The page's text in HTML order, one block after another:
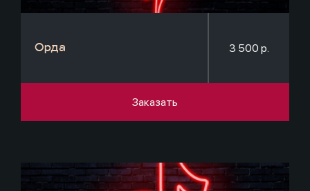
Орда 3 500 р.
Заказать